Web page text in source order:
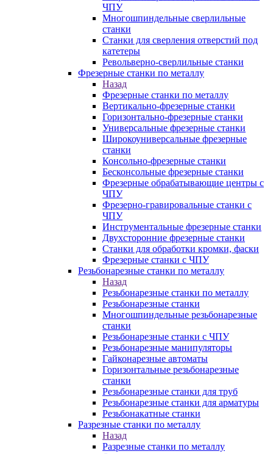
ЧПУ
Многошпиндельные сверлильные
станки
Станки для сверления отверстий под
катетеры
Револьверно-сверлильные станки
Фрезерные станки по металлу
Назад
Фрезерные станки по металлу
Вертикально-фрезерные станки
Горизонтально-фрезерные станки
Универсальные фрезерные станки
Широкоуниверсальные фрезерные
станки
Консольно-фрезерные станки
Бесконсольные фрезерные станки
Фрезерные обрабатывающие центры с
ЧПУ
Фрезерно-гравировальные станки с
ЧПУ
Инструментальные фрезерные станки
Двухсторонние фрезерные станки
Станки для обработки кромки, фаски
Фрезерные станки с ЧПУ
Резьбонарезные станки по металлу
Назад
Резьбонарезные станки по металлу
Резьбонарезные станки
Многошпиндельные резьбонарезные
станки
Резьбонарезные станки с ЧПУ
Резьбонарезные манипуляторы
Гайконарезные автоматы
Горизонтальные резьбонарезные
станки
Резьбонарезные станки для труб
Резьбонарезные станки для арматуры
Резьбонакатные станки
Разрезные станки по металлу
Назад
Разрезные станки по металлу